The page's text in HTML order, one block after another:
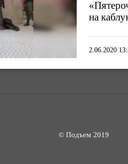
на
2.06.2020
© Подъем 2019